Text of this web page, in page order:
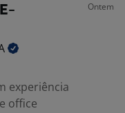
Ontem
experiência
office